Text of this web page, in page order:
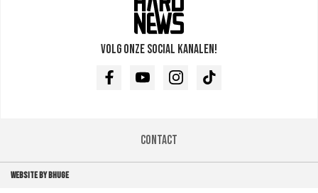
Volg onze social kanalen!
FacebookYoutubeInstagramTikTok
Contact
WEBSITE BY BHUGE